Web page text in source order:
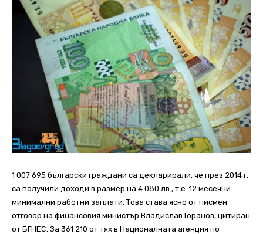
1 007 695 български граждани са декларирали, че през 2014 г.
са получили доходи в размер на 4 080 лв., т.е. 12 месечни
минимални работни заплати. Това става ясно от писмен
отговор на финансовия министър Владислав Горанов, цитиран
от БГНЕС. За 361 210 от тях в Националната агенция по